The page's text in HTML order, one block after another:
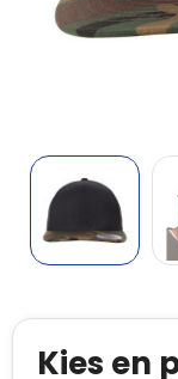
Kies en